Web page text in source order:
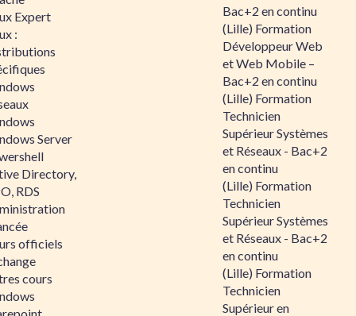
Expert
:
Server
Directory,
RDS
officiels
cours
Bac+2 en continu
(Lille) Formation
Développeur Web
et Web Mobile –
Bac+2 en continu
(Lille) Formation
Technicien
Supérieur Systèmes
et Réseaux - Bac+2
en continu
(Lille) Formation
Technicien
Supérieur Systèmes
et Réseaux - Bac+2
en continu
(Lille) Formation
Technicien
Supérieur en